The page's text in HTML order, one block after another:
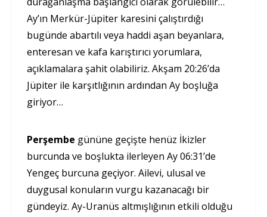
Ay’ın Merkür-Jüpiter karesini çalıştırdığı
bugünde abartılı veya haddi aşan beyanlara,
enteresan ve kafa karıştırıcı yorumlara,
açıklamalara şahit olabiliriz. Akşam 20:26’da
Jüpiter ile karşıtlığının ardından Ay boşluğa
giriyor…
Perşembe gününe geçişte henüz İkizler
burcunda ve boşlukta ilerleyen Ay 06:31’de
Yengeç burcuna geçiyor. Ailevi, ulusal ve
duygusal konuların vurgu kazanacağı bir
gündeyiz. Ay-Uranüs altmışlığının etkili olduğu